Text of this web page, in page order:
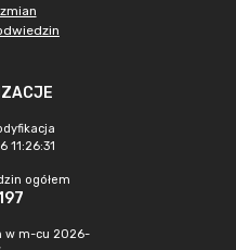
ogółem
w m-cu 2026-